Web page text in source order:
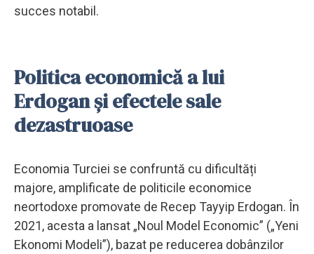
succes notabil.
Politica economică a lui
Erdogan și efectele sale
dezastruoase
Economia Turciei se confruntă cu dificultăți
majore, amplificate de politicile economice
neortodoxe promovate de Recep Tayyip Erdogan. În
2021, acesta a lansat „Noul Model Economic” („Yeni
Ekonomi Modeli”), bazat pe reducerea dobânzilor